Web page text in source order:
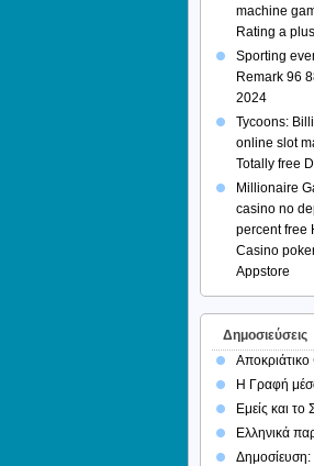
machine
Rating a
Sporting
Remark 96
2024
Tycoons:
online slot
Totally free
Millionaire
casino no
percent free
Casino
Appstore
Δημοσιεύσεις
Η Γραφή
Εμείς και
Ελληνικά